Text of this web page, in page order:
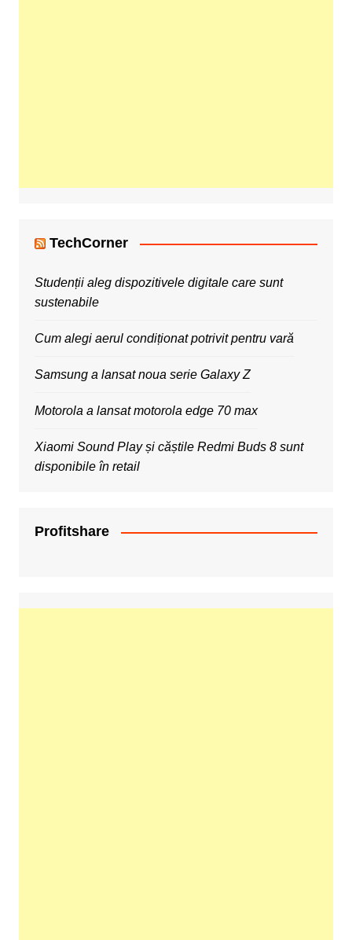
TechCorner
Studenții aleg dispozitivele digitale care sunt
sustenabile
Cum alegi aerul condiționat potrivit pentru vară
Samsung a lansat noua serie Galaxy Z
Motorola a lansat motorola edge 70 max
Xiaomi Sound Play și căștile Redmi Buds 8 sunt
disponibile în retail
Profitshare